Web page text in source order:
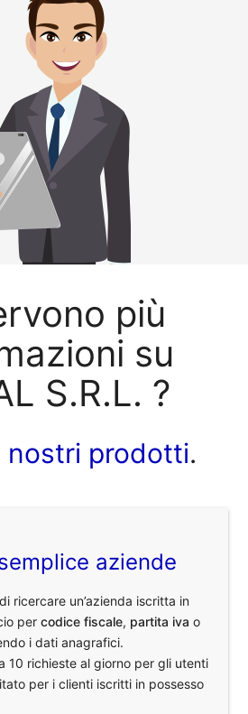
più
su
S.R.L. ?
nostri prodotti.
aziende
ricercare un’azienda iscritta in
percodice fiscale, partita iva o
i dati anagrafici.
10 richieste al giorno per gli utenti
per i clienti iscritti in possesso